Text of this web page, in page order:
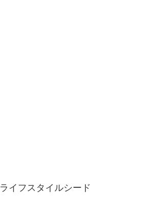
ライフスタイルシード